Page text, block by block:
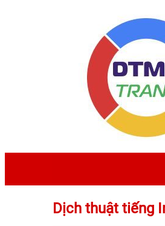
Dịch thuật tiếng